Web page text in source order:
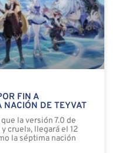
FIN A
DE TEYVAT
la versión 7.0 de
cruel», llegará el 12
la séptima nación